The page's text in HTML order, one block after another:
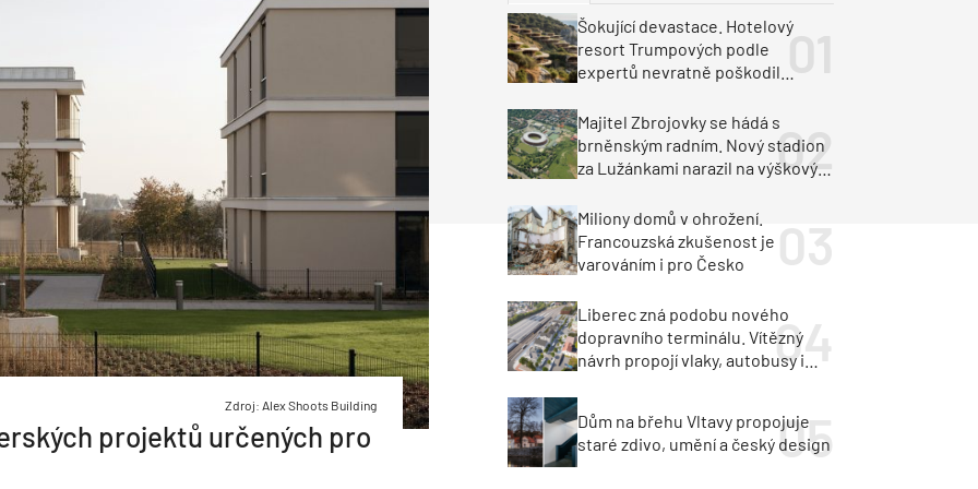
Průmyslové objekty
Rekonstrukce střechy
Fasáda
Omítky
Inženýrské stavby
Doprava
Průmysl a logistika
Dopravní stavby
Zdroj: Alex Shoots Building
projektů určených pro
Šokující devastace. Hotelový
resort Trumpových podle
expertů nevratně poškodil
Majitel Zbrojovky se hádá s
brněnským radním. Nový stadion
za Lužánkami narazil na výškový
Miliony domů v ohrožení.
Francouzská zkušenost je
varováním i pro Česko
Liberec zná podobu nového
dopravního terminálu. Vítězný
návrh propojí vlaky, autobusy i
Dům na břehu Vltavy propojuje
staré zdivo, umění a český design